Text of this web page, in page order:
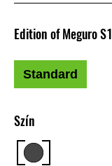
Szín
Edition of Meguro S1
Standard